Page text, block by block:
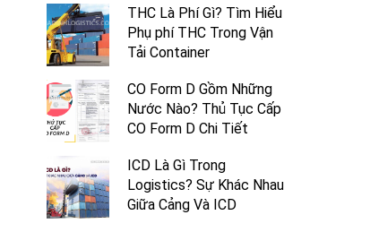
THC Là Phí Gì? Tìm Hiểu
Phụ phí THC Trong Vận
Tải Container
CO Form D Gồm Những
Nước Nào? Thủ Tục Cấp
CO Form D Chi Tiết
ICD Là Gì Trong
Logistics? Sự Khác Nhau
Giữa Cảng Và ICD